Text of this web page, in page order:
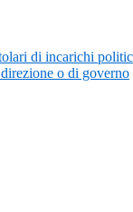
di incarichi
o di governo